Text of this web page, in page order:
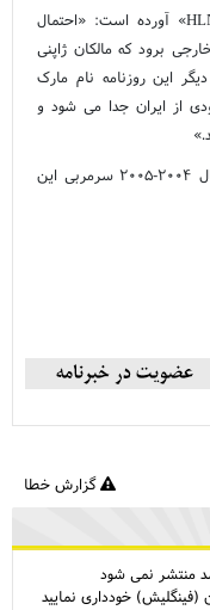
«voetbal۲۴» در ادامه به نقل از روزنامه «HLN» آورده است: «احتمال
برود که مالکان ژاپنی
این روزنامه نام مارک
از ایران جدا می شود و
این در حالی است که مارک ویلموتس در سال ۲۰۰۴-۲۰۰۵ سرمربی این
گزارش خطا
منتشر نمی شود
خودداری نمایید